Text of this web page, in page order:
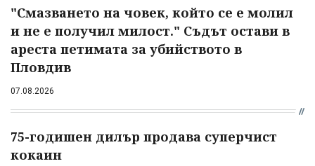
"Смазването на човек, който се е молил
и не е получил милост." Съдът остави в
ареста петимата за убийството в
Пловдив
07.08.2026
75-годишен дилър продава суперчист
кокаин